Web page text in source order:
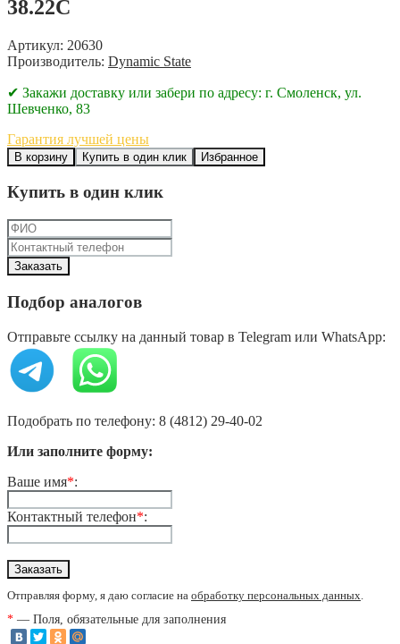
38.22C
Артикул: 20630
Производитель: Dynamic State
✔ Закажи доставку или забери по адресу: г. Смоленск, ул.
Шевченко, 83
Гарантия лучшей цены
В корзину Купить в один клик Избранное
Купить в один клик
Подбор аналогов
Отправьте ссылку на данный товар в Telegram или WhatsApp:
Подобрать по телефону: 8 (4812) 29-40-02
Или заполните форму:
Ваше имя*:
Контактный телефон*:
Отправляя форму, я даю согласие на обработку персональных данных.
* — Поля, обязательные для заполнения